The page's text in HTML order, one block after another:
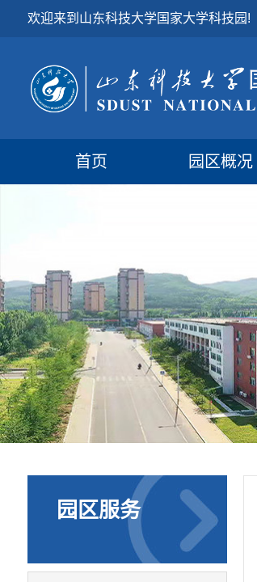
欢迎来到山东科技大学国家大学科技园!
首页 园区概况
园区服务